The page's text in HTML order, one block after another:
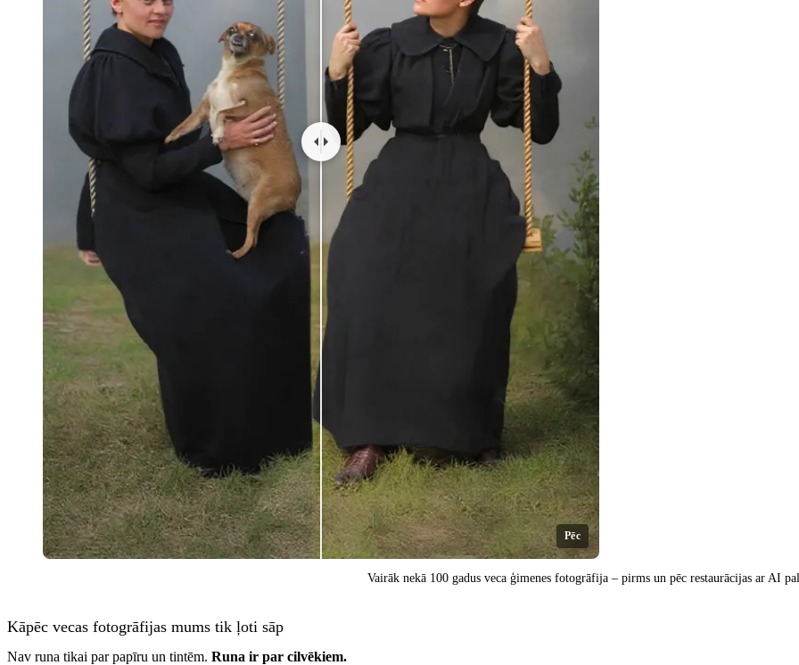
Pēc
Vairāk nekā 100 gadus veca ģimenes fotogrāfija – pirms un pēc restaurācijas ar AI
Kāpēc vecas fotogrāfijas mums tik ļoti sāp
Nav runa tikai par papīru un tintēm. Runa ir par cilvēkiem.